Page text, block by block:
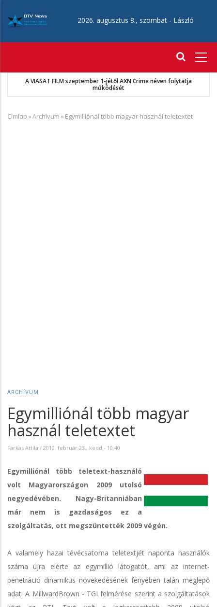
tartalomra
2026. augusztus 8., szombat - László
A VIASAT FILM szeptember 1-jétől AXN Crime néven folytatja
működését
Morzsa
Címlap »Archívum »Egymilliónál több magyar használ teletextet
ARCHÍVUM
Egymilliónál több magyar
használ teletextet
Farkas Attila / 2010. február 23., kedd - 10:40
Egymilliónál több teletext-használó
volt Magyarországon 2009 utolsó
negyedévében. Nagy-Britanniában
már nem is gazdaságos ez a
szolgáltatás, ott megszüntették 2009 végén.
A valamely hazai tévécsatorna teletextjét naponta használók
száma újra elérte az egymillió látogatót, ami az internet-
penetráció dinamikus növekedésének fényében talán meglepő
adat. A MillwardBrown - TGI felmérése szerint a szolgáltatások